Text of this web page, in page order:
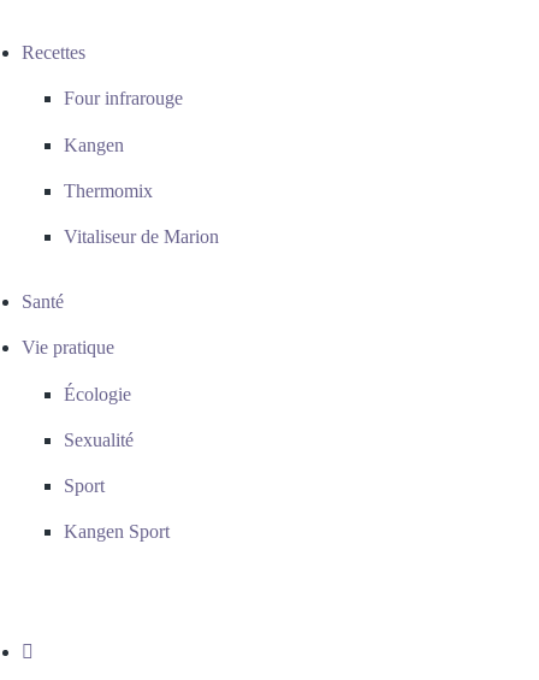
Recettes
Four infrarouge
Kangen
Thermomix
Vitaliseur de Marion
Santé
Vie pratique
Écologie
Sexualité
Sport
Kangen Sport